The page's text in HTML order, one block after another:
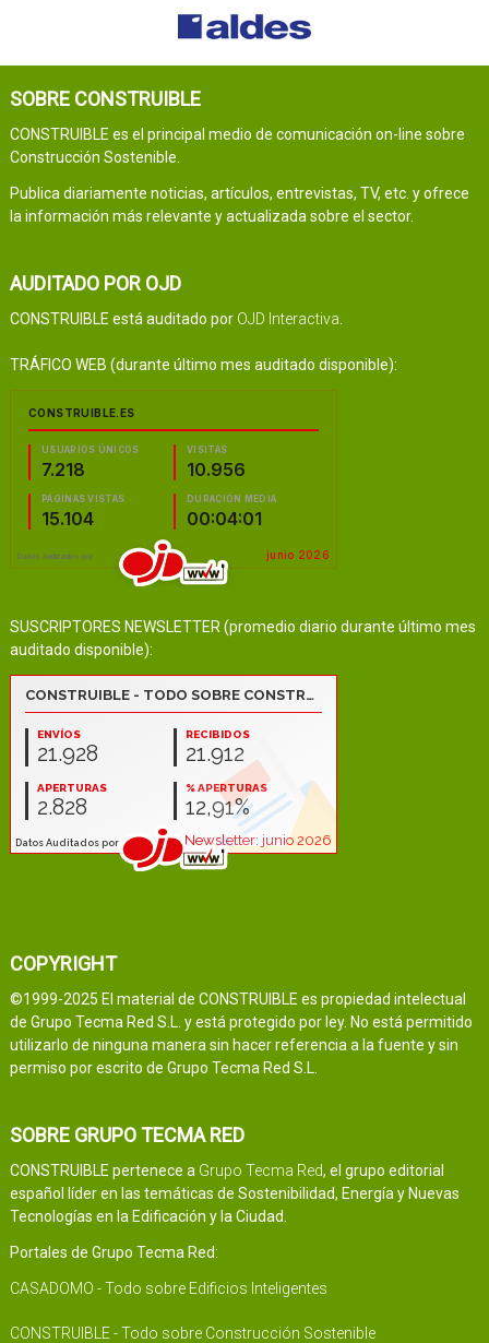
SOBRE CONSTRUIBLE
CONSTRUIBLE es el principal medio de comunicación on-line sobre
Construcción Sostenible.
Publica diariamente noticias, artículos, entrevistas, TV, etc. y ofrece
la información más relevante y actualizada sobre el sector.
AUDITADO POR OJD
CONSTRUIBLE está auditado por OJD Interactiva
TRÁFICO WEB (durante último mes auditado disponible):
SUSCRIPTORES NEWSLETTER (promedio diario durante último mes
auditado disponible):
COPYRIGHT
©1999-2025 El material de CONSTRUIBLE es propiedad intelectual
de Grupo Tecma Red S.L. y está protegido por ley. No está permitido
utilizarlo de ninguna manera sin hacer referencia a la fuente y sin
permiso por escrito de Grupo Tecma Red S.L.
SOBRE GRUPO TECMA RED
CONSTRUIBLE pertenece a Grupo Tecma Red, el grupo editorial
español líder en las temáticas de Sostenibilidad, Energía y Nuevas
Tecnologías en la Edificación y la Ciudad.
Portales de Grupo Tecma Red:
CASADOMO - Todo sobre Edificios Inteligentes
CONSTRUIBLE - Todo sobre Construcción Sostenible